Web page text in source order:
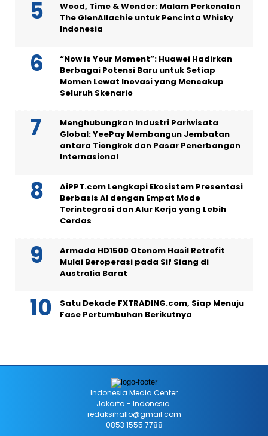
Wood, Time & Wonder: Malam Perkenalan
The GlenAllachie untuk Pencinta Whisky
Indonesia
“Now is Your Moment”: Huawei Hadirkan
Berbagai Potensi Baru untuk Setiap
Momen Lewat Inovasi yang Mencakup
Seluruh Skenario
Menghubungkan Industri Pariwisata
Global: YeePay Membangun Jembatan
antara Tiongkok dan Pasar Penerbangan
Internasional
AiPPT.com Lengkapi Ekosistem Presentasi
Berbasis AI dengan Empat Mode
Terintegrasi dan Alur Kerja yang Lebih
Cerdas
Armada HD1500 Otonom Hasil Retrofit
Mulai Beroperasi pada Sif Siang di
Australia Barat
Satu Dekade FXTRADING.com, Siap Menuju
Fase Pertumbuhan Berikutnya
Indonesia Media Center
Jakarta - Indonesia.
redaksihallo@gmail.com
0853 1555 7788